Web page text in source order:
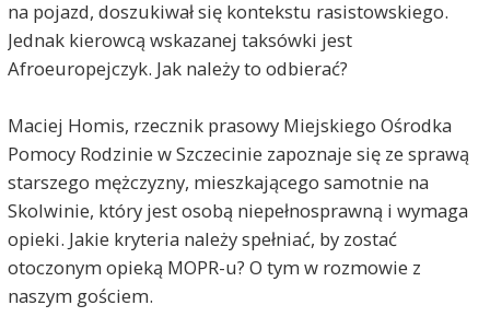
na pojazd, doszukiwał się kontekstu rasistowskiego.
Jednak kierowcą wskazanej taksówki jest
Afroeuropejczyk. Jak należy to odbierać?
Maciej Homis, rzecznik prasowy Miejskiego Ośrodka
Pomocy Rodzinie w Szczecinie zapoznaje się ze sprawą
starszego mężczyzny, mieszkającego samotnie na
Skolwinie, który jest osobą niepełnosprawną i wymaga
opieki. Jakie kryteria należy spełniać, by zostać
otoczonym opieką MOPR-u? O tym w rozmowie z
naszym gościem.